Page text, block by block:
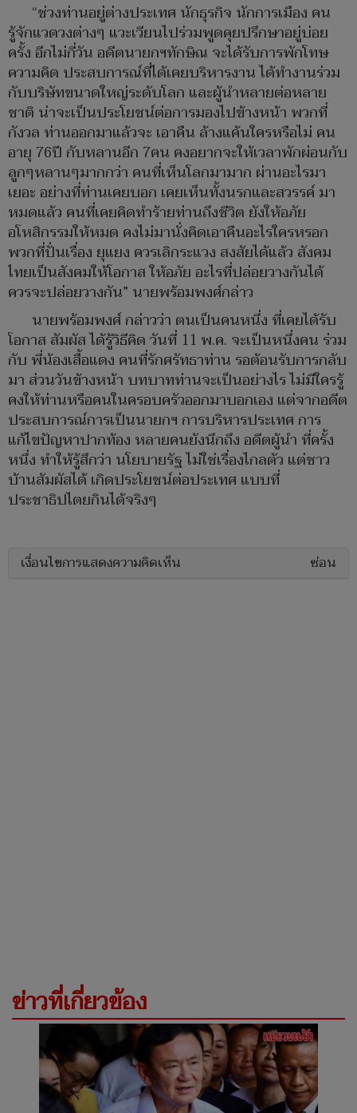
“ช่วงท่านอยู่ต่างประเทศ นักธุรกิจ นักการเมือง คน
รู้จักแวดวงต่างๆ แวะเวียนไปร่วมพูดคุยปรึกษาอยู่บ่อย
ครั้ง อีกไม่กี่วัน อดีตนายกฯทักษิณ จะได้รับการพักโทษ
ความคิด ประสบการณ์ที่ได้เคยบริหารงาน ได้ทำงานร่วม
กับบริษัทขนาดใหญ่ระดับโลก และผู้นำหลายต่อหลาย
ชาติ น่าจะเป็นประโยชน์ต่อการมองไปข้างหน้า พวกที่
กังวล ท่านออกมาแล้วจะ เอาคืน ล้างแค้นใครหรือไม่ คน
อายุ 76ปี กับหลานอีก 7คน คงอยากจะให้เวลาพักผ่อนกับ
ลูกๆหลานๆมากกว่า คนที่เห็นโลกมามาก ผ่านอะไรมา
เยอะ อย่างที่ท่านเคยบอก เคยเห็นทั้งนรกและสวรรค์ มา
หมดแล้ว คนที่เคยคิดทำร้ายท่านถึงชีวิต ยังให้อภัย
อโหสิกรรมให้หมด คงไม่มานั่งคิดเอาคืนอะไรใครหรอก
พวกที่ปั่นเรื่อง ยุแยง ควรเลิกระแวง สงสัยได้แล้ว สังคม
ไทยเป็นสังคมให้โอกาส ให้อภัย อะไรที่ปล่อยวางกันได้
ควรจะปล่อยวางกัน” นายพร้อมพงศ์กล่าว
นายพร้อมพงศ์ กล่าวว่า ตนเป็นคนหนึ่ง ที่เคยได้รับ
โอกาส สัมผัส ได้รู้วิธีคิด วันที่ 11 พ.ค. จะเป็นหนึ่งคน ร่วม
กับ พี่น้องเสื้อแดง คนที่รักศรัทธาท่าน รอต้อนรับการกลับ
มา ส่วนวันข้างหน้า บทบาทท่านจะเป็นอย่างไร ไม่มีใครรู้
คงให้ท่านหรือคนในครอบครัวออกมาบอกเอง แต่จากอดีต
ประสบการณ์การเป็นนายกฯ การบริหารประเทศ การ
แก้ไขปัญหาปากท้อง หลายคนยังนึกถึง อดีตผู้นำ ที่ครั้ง
หนึ่ง ทำให้รู้สึกว่า นโยบายรัฐ ไม่ใช่เรื่องไกลตัว แต่ชาว
บ้านสัมผัสได้ เกิดประโยชน์ต่อประเทศ แบบที่
ประชาธิปไตยกินได้จริงๆ
เงื่อนไขการแสดงความคิดเห็น ซ่อน
ข่าวที่เกี่ยวข้อง